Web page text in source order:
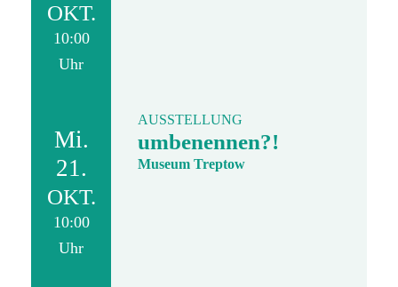
OKT.
10:00
Uhr
Mi.
21.
OKT.
10:00
Uhr
AUSSTELLUNG
umbenennen?!
Museum Treptow